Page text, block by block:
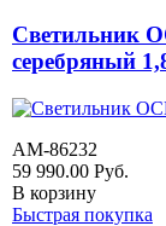
Светильник
серебряный
AМ-86232
59 990.00 Руб.
В корзину
Быстрая покупка